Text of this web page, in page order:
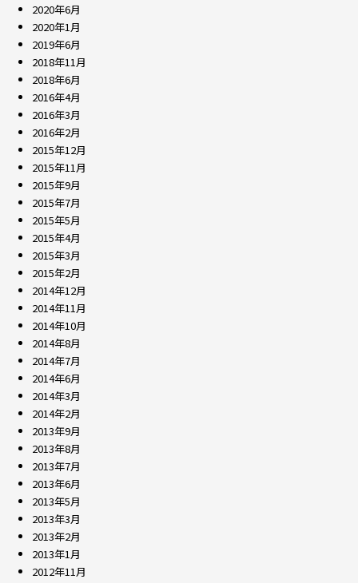
2020年6月
2020年1月
2019年6月
2018年11月
2018年6月
2016年4月
2016年3月
2016年2月
2015年12月
2015年11月
2015年9月
2015年7月
2015年5月
2015年4月
2015年3月
2015年2月
2014年12月
2014年11月
2014年10月
2014年8月
2014年7月
2014年6月
2014年3月
2014年2月
2013年9月
2013年8月
2013年7月
2013年6月
2013年5月
2013年3月
2013年2月
2013年1月
2012年11月